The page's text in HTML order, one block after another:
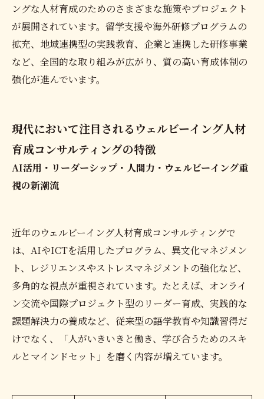
ングな人材育成のためのさまざまな施策やプロジェクト
が展開されています。留学支援や海外研修プログラムの
拡充、地域連携型の実践教育、企業と連携した研修事業
など、全国的な取り組みが広がり、質の高い育成体制の
強化が進んでいます。
現代において注目されるウェルビーイング人材
育成コンサルティングの特徴
AI活用・リーダーシップ・人間力・ウェルビーイング重
視の新潮流
近年のウェルビーイング人材育成コンサルティングで
は、AIやICTを活用したプログラム、異文化マネジメン
ト、レジリエンスやストレスマネジメントの強化など、
多角的な視点が重視されています。たとえば、オンライ
ン交流や国際プロジェクト型のリーダー育成、実践的な
課題解決力の養成など、従来型の語学教育や知識習得だ
けでなく、「人がいきいきと働き、学び合うためのスキ
ルとマインドセット」を磨く内容が増えています。